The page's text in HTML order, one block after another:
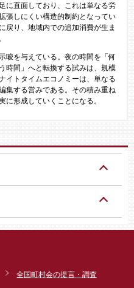
に直面しており、これは単なる労
張しにくい構造的制約となってい
戻り、地域内での追加消費が生ま
唆を与えている。夜の時間を「何
時間」へと転換する試みは、規模
イトタイムエコノミーは、単なる
集する営みである。その積み重ね
に形成していくことになる。
全国町村会の提言・調査